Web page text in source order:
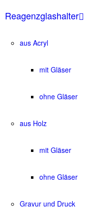
Reagenzglashalter
aus Acryl
mit Gläser
ohne Gläser
aus Holz
mit Gläser
ohne Gläser
Gravur und Druck